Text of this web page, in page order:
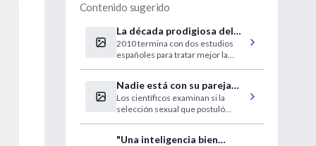
Contenido sugerido
La década prodigiosa del
cáncer de mama
2010 termina con dos estudios
españoles para tratar mejor la
tumores HER2+. El otro establece
una nueva 'quimio' para pacientes
sin ganglios.
Nadie está con su pareja
ideal
Los científicos examinan si la
selección sexual que postuló
"Una inteligencia bien